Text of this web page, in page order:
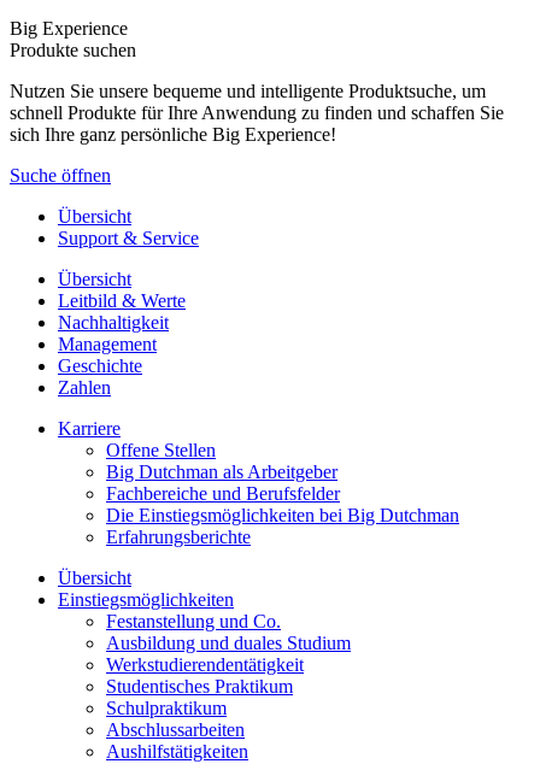
Big Experience
Produkte suchen
Nutzen Sie unsere bequeme und intelligente Produktsuche, um
schnell Produkte für Ihre Anwendung zu finden und schaffen Sie
sich Ihre ganz persönliche Big Experience!
Suche öffnen
Übersicht
Support & Service
Übersicht
Leitbild & Werte
Nachhaltigkeit
Management
Geschichte
Zahlen
Karriere
Offene Stellen
Big Dutchman als Arbeitgeber
Fachbereiche und Berufsfelder
Die Einstiegsmöglichkeiten bei Big Dutchman
Erfahrungsberichte
Übersicht
Einstiegsmöglichkeiten
Festanstellung und Co.
Ausbildung und duales Studium
Werkstudierendentätigkeit
Studentisches Praktikum
Schulpraktikum
Abschlussarbeiten
Aushilfstätigkeiten